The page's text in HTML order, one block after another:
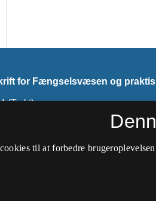
for Fængselsvæsen og
(Trykt)
. til at forbedre